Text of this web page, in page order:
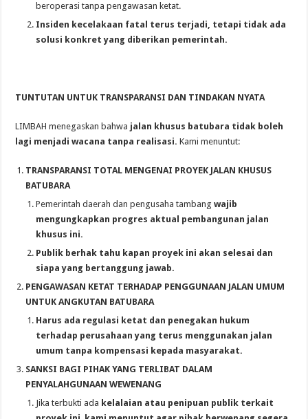
beroperasi tanpa pengawasan ketat.
Insiden kecelakaan fatal terus terjadi, tetapi tidak ada
solusi konkret yang diberikan pemerintah.
TUNTUTAN UNTUK TRANSPARANSI DAN TINDAKAN NYATA
LIMBAH menegaskan bahwa jalan khusus batubara tidak boleh
lagi menjadi wacana tanpa realisasi. Kami menuntut:
TRANSPARANSI TOTAL MENGENAI PROYEK JALAN KHUSUS
BATUBARA
Pemerintah daerah dan pengusaha tambangwajib
mengungkapkan progres aktual pembangunan jalan
khusus ini.
Publik berhak tahu kapan proyek ini akan selesai dan
siapa yang bertanggung jawab.
PENGAWASAN KETAT TERHADAP PENGGUNAAN JALAN UMUM
UNTUK ANGKUTAN BATUBARA
Harus ada regulasi ketat dan penegakan hukum
terhadap perusahaan yang terus menggunakan jalan
umum tanpa kompensasi kepada masyarakat.
SANKSI BAGI PIHAK YANG TERLIBAT DALAM
PENYALAHGUNAAN WEWENANG
Jika terbukti ada kelalaian atau penipuan publik terkait